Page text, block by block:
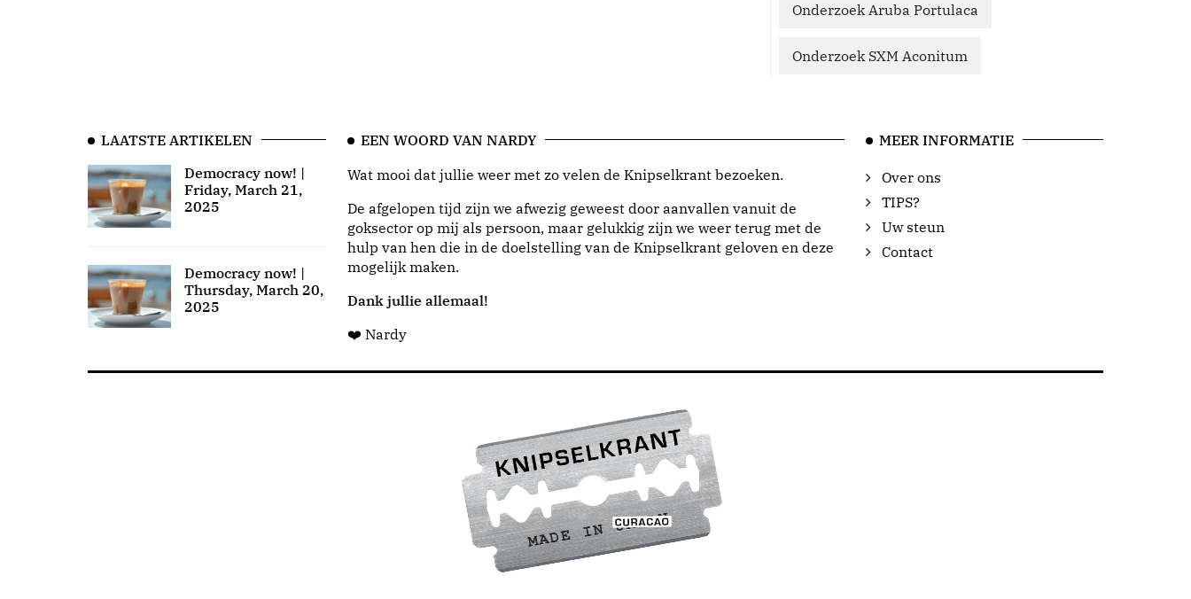
Onderzoek Aruba Portulaca
Onderzoek SXM Aconitum
LAATSTE ARTIKELEN
Democracy now! |
Friday, March 21,
2025
Democracy now! |
Thursday, March 20,
2025
EEN WOORD VAN NARDY
Wat mooi dat jullie weer met zo velen de Knipselkrant bezoeken.
De afgelopen tijd zijn we afwezig geweest door aanvallen vanuit de
goksector op mij als persoon, maar gelukkig zijn we weer terug met de
hulp van hen die in de doelstelling van de Knipselkrant geloven en deze
mogelijk maken.
Dank jullie allemaal!
❤️ Nardy
MEER INFORMATIE
Over ons
TIPS?
Uw steun
Contact